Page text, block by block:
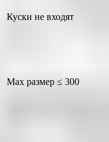
Куски не входят
Max размер ≤ 300